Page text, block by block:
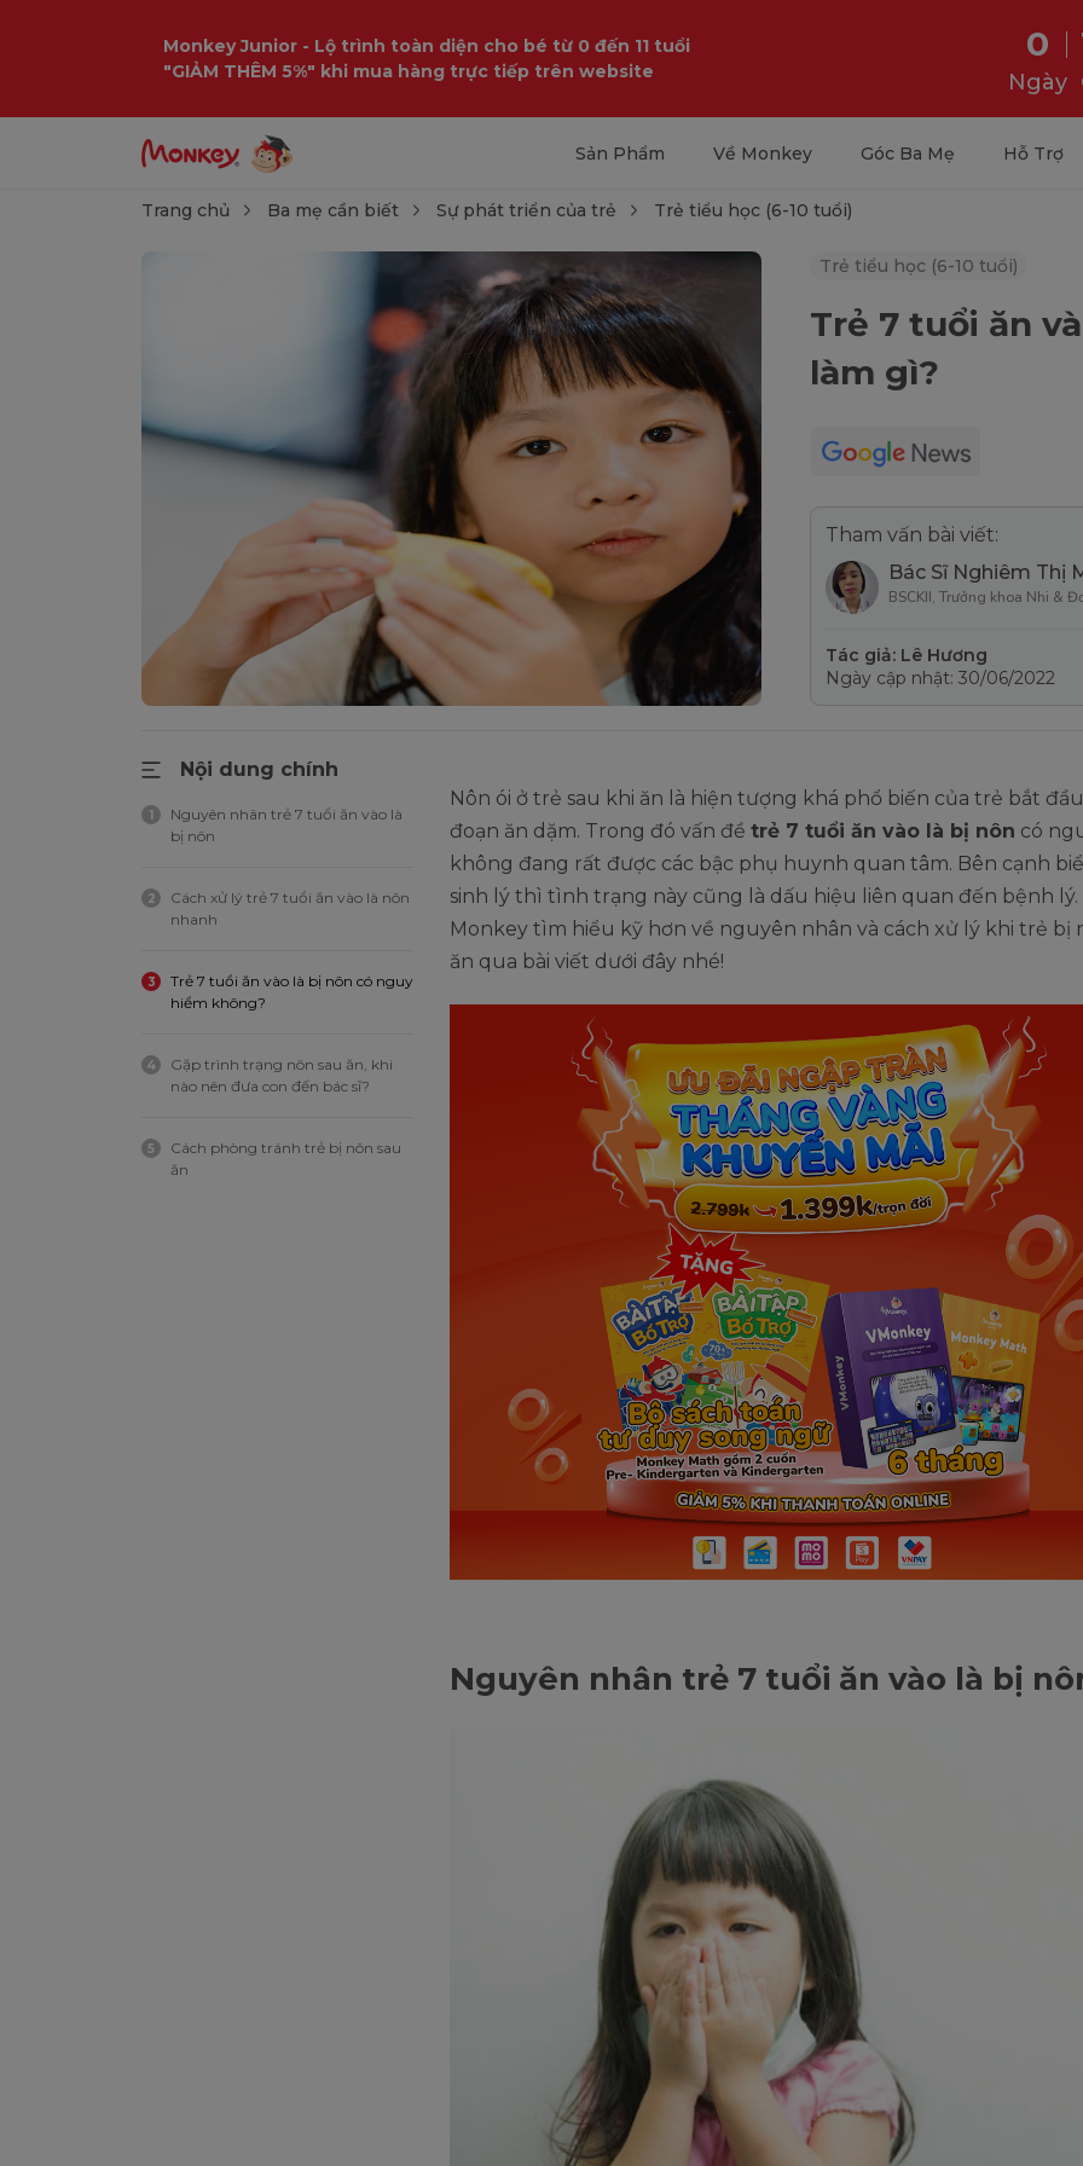
Monkey Junior - Lộ trình toàn diện cho bé từ 0 đến 11 tuổi
"GIẢM THÊM 5%" khi mua hàng trực tiếp trên website
0
Ngày
Sản Phẩm Về Monkey Góc Ba Mẹ Hỗ Trợ
Trang chủ Ba mẹ cần biết Sự phát triển của trẻ Trẻ tiểu học (6-10 tuổi)
Trẻ tiểu học (6-10 tuổi)
Trẻ 7 tuổi ăn
làm gì?
Tham vấn bài viết:
Bác Sĩ Nghiêm Thị
BSCKII, Trưởng khoa Nhi &
Tác giả: Lê Hương
Ngày cập nhật: 30/06/2022
Nội dung chính
1
Nguyên nhân trẻ 7 tuổi ăn vào là
bị nôn
2
Cách xử lý trẻ 7 tuổi ăn vào là nôn
nhanh
3
Trẻ 7 tuổi ăn vào là bị nôn có nguy
hiểm không?
4
Gặp trình trạng nôn sau ăn, khi
nào nên đưa con đến bác sĩ?
5
Cách phòng tránh trẻ bị nôn sau
ăn
Nôn ói ở trẻ sau khi ăn là hiện tượng khá phổ biến của trẻ bắt
đoạn ăn dặm. Trong đó vấn đề trẻ 7 tuổi ăn vào là bị nôn có
không đang rất được các bậc phụ huynh quan tâm. Bên cạnh
sinh lý thì tình trạng này cũng là dấu hiệu liên quan đến bệnh lý.
Monkey tìm hiểu kỹ hơn về nguyên nhân và cách xử lý khi trẻ bị
ăn qua bài viết dưới đây nhé!
Nguyên nhân trẻ 7 tuổi ăn vào là bị